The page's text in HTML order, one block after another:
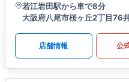
若江岩田駅から車で8分
大阪府八尾市桜ヶ丘2丁目76
店舗情報 公